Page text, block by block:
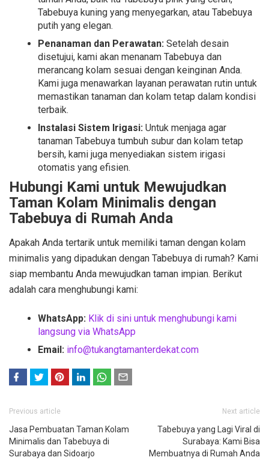
Tabebuya kuning yang menyegarkan, atau Tabebuya
putih yang elegan.
Penanaman dan Perawatan: Setelah desain
disetujui, kami akan menanam Tabebuya dan
merancang kolam sesuai dengan keinginan Anda.
Kami juga menawarkan layanan perawatan rutin untuk
memastikan tanaman dan kolam tetap dalam kondisi
terbaik.
Instalasi Sistem Irigasi: Untuk menjaga agar
tanaman Tabebuya tumbuh subur dan kolam tetap
bersih, kami juga menyediakan sistem irigasi
otomatis yang efisien.
Hubungi Kami untuk Mewujudkan
Taman Kolam Minimalis dengan
Tabebuya di Rumah Anda
Apakah Anda tertarik untuk memiliki taman dengan kolam
minimalis yang dipadukan dengan Tabebuya di rumah? Kami
siap membantu Anda mewujudkan taman impian. Berikut
adalah cara menghubungi kami:
WhatsApp: Klik di sini untuk menghubungi kami
langsung via WhatsApp
Email: info@tukangtamanterdekat.com
ace
boo
k
witt
er
Previous article
Jasa Pembuatan Taman Kolam
Minimalis dan Tabebuya di
Surabaya dan Sidoarjo
Next article
Tabebuya yang Lagi Viral di
Surabaya: Kami Bisa
Membuatnya di Rumah Anda